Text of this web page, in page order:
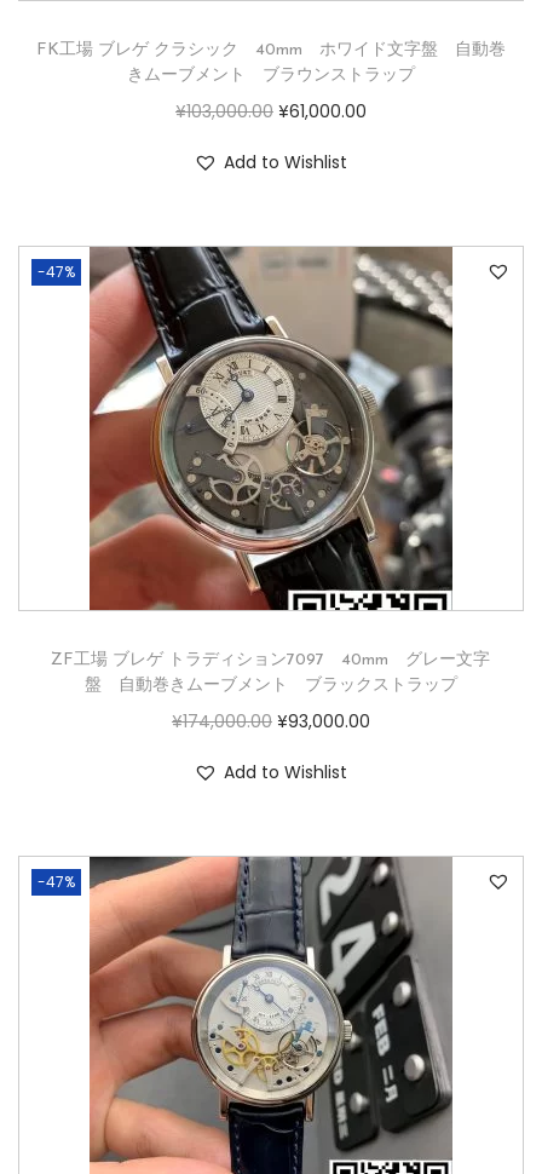
FK工場 ブレゲ クラシック 40mm ホワイド文字盤 自動巻
きムーブメント ブラウンストラップ
¥103,000.00 ¥61,000.00
Add to Wishlist
-47%
ZF工場 ブレゲ トラディション7097 40mm グレー文字
盤 自動巻きムーブメント ブラックストラップ
¥174,000.00 ¥93,000.00
Add to Wishlist
-47%